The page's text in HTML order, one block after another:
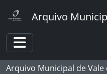
Arquivo
Toggle navigation
Arquivo Municipal de Vale